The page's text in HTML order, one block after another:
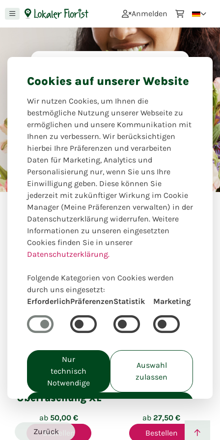
Anmelden
ich an dich denk
Wie schön ist es doch, unerwartet
mit einem blumigen Gruß überrascht
zu werden!
Blüten Atelier
Anlässe Einfach nur weil ich an dich denk
Unsere online Auswahl hierzu
passender Produkte
Zurück
Sommer
Überraschung XL
ab 50,00 €
Bestellen
Einzigartig lokal kreiert
Pflückstrauß
ab 27,50 €
Bestellen
Cookies auf unserer Website
Wir nutzen Cookies, um Ihnen die
bestmögliche Nutzung unserer Webseite zu
ermöglichen und unsere Kommunikation mit
Ihnen zu verbessern. Wir berücksichtigen
hierbei Ihre Präferenzen und verarbeiten
Daten für Marketing, Analytics und
Personalisierung nur, wenn Sie uns Ihre
Einwilligung geben. Diese können Sie
jederzeit mit zukünftiger Wirkung im Cookie
Manager (Meine Präferenzen verwalten) in der
Datenschutzerklärung widerrufen. Weitere
Informationen zu unseren eingesetzten
Cookies finden Sie in unserer
Datenschutzerklärung.
Folgende Kategorien von Cookies werden
durch uns eingesetzt:
ErforderlichPräferenzenStatistik Marketing
Nur
technisch
Notwendige
Auswahl
zulassen
Alle akzeptieren